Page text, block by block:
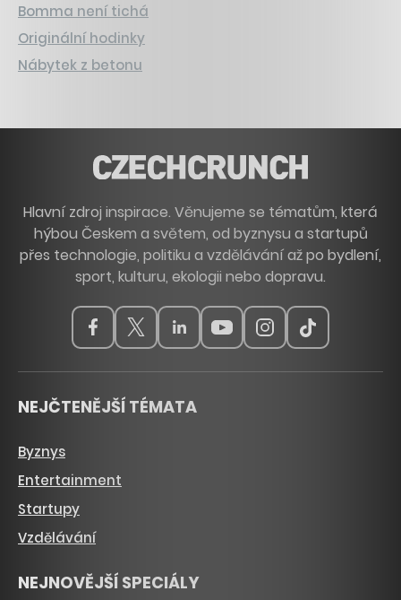
Bomma není tichá
Originální hodinky
Nábytek z betonu
Hlavní zdroj inspirace. Věnujeme se tématům, která
hýbou Českem a světem, od byznysu a startupů
přes technologie, politiku a vzdělávání až po bydlení,
sport, kulturu, ekologii nebo dopravu.
NEJČTENĚJŠÍ TÉMATA
Byznys
Entertainment
Startupy
Vzdělávání
NEJNOVĚJŠÍ SPECIÁLY